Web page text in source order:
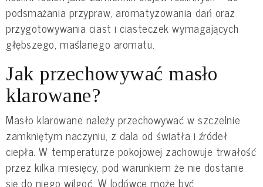
podsmażania przypraw, aromatyzowania dań oraz
przygotowywania ciast i ciasteczek wymagających
głębszego, maślanego aromatu.
Jak przechowywać masło
klarowane?
Masło klarowane należy przechowywać w szczelnie
zamkniętym naczyniu, z dala od światła i źródeł
ciepła. W temperaturze pokojowej zachowuje trwałość
przez kilka miesięcy, pod warunkiem że nie dostanie
się do niego wilgoć. W lodówce może być